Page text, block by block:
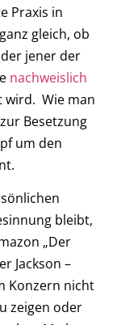
Praxis in
gleich, ob
jener der
nachweislich
Wie man
Besetzung
um den
bleibt,
„Der
Jackson –
Konzern nicht
zeigen oder